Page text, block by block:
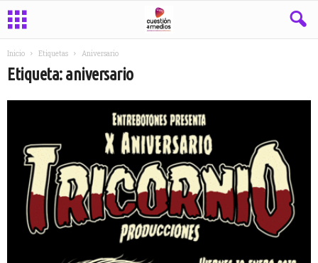
Inicio Etiquetas Aniversario
Etiqueta: aniversario